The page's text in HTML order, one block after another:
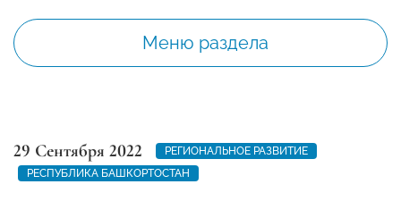
Меню раздела
29 Сентября 2022
РЕГИОНАЛЬНОЕ РАЗВИТИЕ
РЕСПУБЛИКА БАШКОРТОСТАН